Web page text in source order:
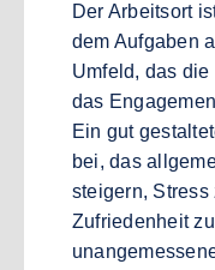
Der Arbeitsort
dem Aufgaben
Umfeld, das
das
Ein gut
bei, das
steigern,
Zufriedenheit